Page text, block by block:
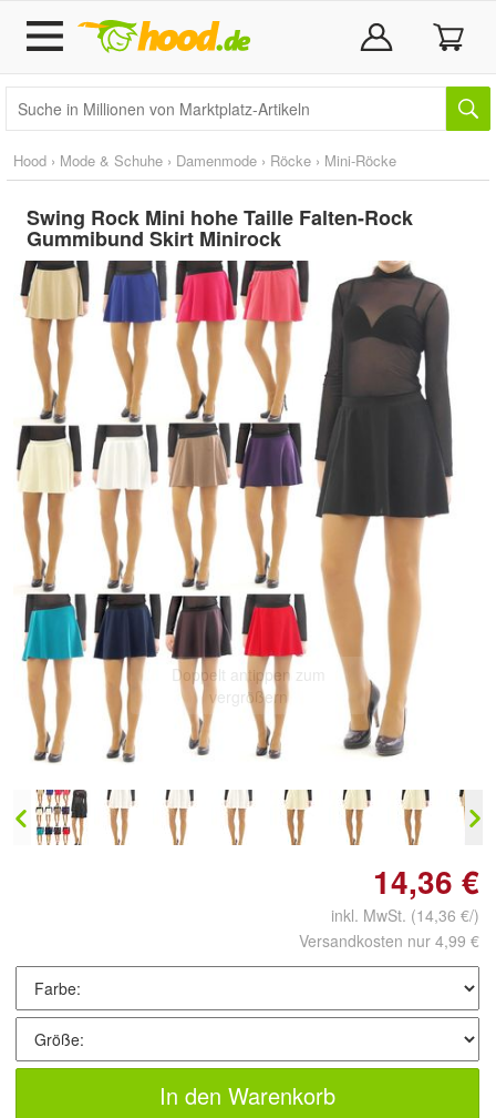
Hood › Mode & Schuhe › Damenmode › Röcke › Mini-Röcke
Swing Rock Mini hohe Taille Falten-Rock
Gummibund Skirt Minirock
Doppelt antippen zum
vergrößern
14,36 €
inkl. MwSt. (14,36 €/)
Versandkosten nur 4,99 €
In den Warenkorb